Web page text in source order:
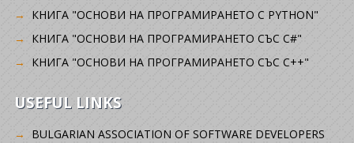
КНИГА "ОСНОВИ НА ПРОГРАМИРАНЕТО С PYTHON"
КНИГА "ОСНОВИ НА ПРОГРАМИРАНЕТО СЪС C#"
КНИГА "ОСНОВИ НА ПРОГРАМИРАНЕТО СЪС C++"
USEFUL LINKS
BULGARIAN ASSOCIATION OF SOFTWARE DEVELOPERS